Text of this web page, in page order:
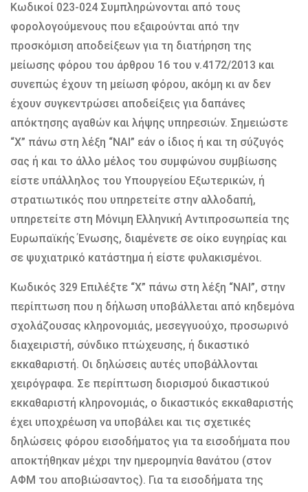
Κωδικοί 023-024 Συμπληρώνονται από τους
φορολογούμενους που εξαιρούνται από την
προσκόμιση αποδείξεων για τη διατήρηση της
μείωσης φόρου του άρθρου 16 του ν.4172/2013 και
συνεπώς έχουν τη μείωση φόρου, ακόμη κι αν δεν
έχουν συγκεντρώσει αποδείξεις για δαπάνες
απόκτησης αγαθών και λήψης υπηρεσιών. Σημειώστε
“Χ” πάνω στη λέξη “ΝΑΙ” εάν ο ίδιος ή και τη σύζυγός
σας ή και το άλλο μέλος του συμφώνου συμβίωσης
είστε υπάλληλος του Υπουργείου Εξωτερικών, ή
στρατιωτικός που υπηρετείτε στην αλλοδαπή,
υπηρετείτε στη Μόνιμη Ελληνική Αντιπροσωπεία της
Ευρωπαϊκής Ένωσης, διαμένετε σε οίκο ευγηρίας και
σε ψυχιατρικό κατάστημα ή είστε φυλακισμένοι.
Κωδικός 329 Επιλέξτε “X” πάνω στη λέξη “ΝΑΙ”, στην
περίπτωση που η δήλωση υποβάλλεται από κηδεμόνα
σχολάζουσας κληρονομιάς, μεσεγγυούχο, προσωρινό
διαχειριστή, σύνδικο πτώχευσης, ή δικαστικό
εκκαθαριστή. Οι δηλώσεις αυτές υποβάλλονται
χειρόγραφα. Σε περίπτωση διορισμού δικαστικού
εκκαθαριστή κληρονομιάς, ο δικαστικός εκκαθαριστής
έχει υποχρέωση να υποβάλει και τις σχετικές
δηλώσεις φόρου εισοδήματος για τα εισοδήματα που
αποκτήθηκαν μέχρι την ημερομηνία θανάτου (στον
ΑΦΜ του αποβιώσαντος). Για τα εισοδήματα της